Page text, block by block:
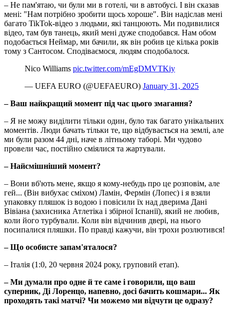
– Не пам'ятаю, чи були ми в готелі, чи в автобусі. І він сказав
мені: "Нам потрібно зробити щось хороше". Він надіслав мені
багато TikTok-відео з людьми, які танцюють. Ми подивилися
відео, там був танець, який мені дуже сподобався. Нам обом
подобається Неймар, ми бачили, як він робив це кілька років
тому з Сантосом. Сподіваємося, людям сподобалося.
Nico Williams pic.twitter.com/mEgDMVTKiy
— UEFA EURO (@UEFAEURO) January 31, 2025
– Ваш найкращий момент під час цього змагання?
– Я не можу виділити тільки один, було так багато унікальних
моментів. Люди бачать тільки те, що відбувається на землі, але
ми були разом 44 дні, наче в літньому таборі. Ми чудово
провели час, постійно сміялися та жартували.
– Найсмішніший момент?
– Вони вб'ють мене, якщо я кому-небудь про це розповім, але
гей... (Він вибухає сміхом) Ламін, Фермін (Лопес) і я взяли
упаковку пляшок із водою і повісили їх над дверима Дані
Вівіана (захисника Атлетіка і збірної Іспанії), який не любив,
коли його турбували. Коли він відчинив двері, на нього
посипалися пляшки. По правді кажучи, він трохи розлютився!
– Що особисте запам'яталося?
– Італія (1:0, 20 червня 2024 року, груповий етап).
– Ми думали про одне й те саме і говорили, що ваш
суперник, Ді Лоренцо, напевно, досі бачить кошмари... Як
проходять такі матчі? Чи можемо ми відчути це одразу?